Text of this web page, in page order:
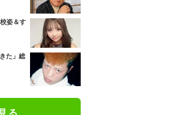
姿＆す
た」総
る